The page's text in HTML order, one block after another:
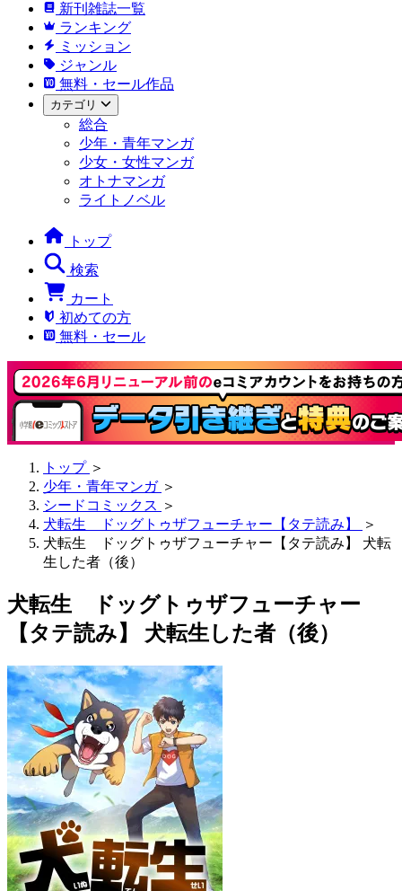
新刊雑誌一覧
ランキング
ミッション
ジャンル
無料・セール作品
カテゴリ
総合
少年・青年マンガ
少女・女性マンガ
オトナマンガ
ライトノベル
トップ
検索
カート
初めての方
無料・セール
トップ ＞
少年・青年マンガ ＞
シードコミックス ＞
犬転生 ドッグトゥザフューチャー【タテ読み】
＞
犬転生 ドッグトゥザフューチャー【タテ読み】 犬転
生した者（後）
犬転生 ドッグトゥザフューチャー
【タテ読み】 犬転生した者（後）